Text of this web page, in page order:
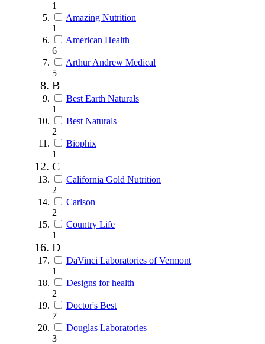
1
Amazing Nutrition
1
American Health
6
Arthur Andrew Medical
5
B
Best Earth Naturals
1
Best Naturals
2
Biophix
1
C
California Gold Nutrition
2
Carlson
2
Country Life
1
D
DaVinci Laboratories of Vermont
1
Designs for health
2
Doctor's Best
7
Douglas Laboratories
3